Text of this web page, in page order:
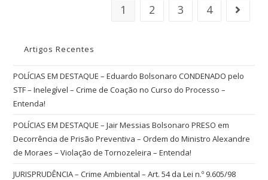
1 2 3 4
Artigos Recentes
POLÍCIAS EM DESTAQUE – Eduardo Bolsonaro CONDENADO pelo
STF – Inelegível – Crime de Coação no Curso do Processo –
Entenda!
POLÍCIAS EM DESTAQUE – Jair Messias Bolsonaro PRESO em
Decorrência de Prisão Preventiva – Ordem do Ministro Alexandre
de Moraes – Violação de Tornozeleira – Entenda!
JURISPRUDÊNCIA – Crime Ambiental – Art. 54 da Lei n.º 9.605/98